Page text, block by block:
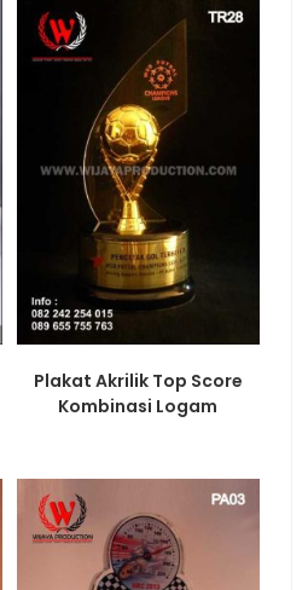
Plakat Akrilik Top Score
Kombinasi Logam